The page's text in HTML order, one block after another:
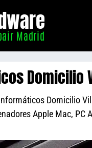
Madrid
Domicilio
Domicilio
Apple Mac, PC